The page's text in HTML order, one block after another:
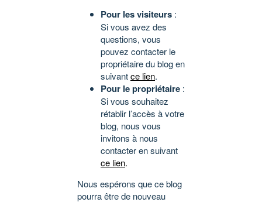
Pour les visiteurs :
Si vous avez des
questions, vous
pouvez contacter le
propriétaire du blog en
suivantce lien.
Pour le propriétaire :
Si vous souhaitez
rétablir l’accès à votre
blog, nous vous
invitons à nous
contacter en suivant
ce lien.
Nous espérons que ce blog
pourra être de nouveau